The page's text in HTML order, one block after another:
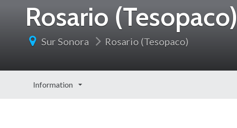
Rosario (Tesopaco)
Sur Sonora Rosario (Tesopaco)
Information